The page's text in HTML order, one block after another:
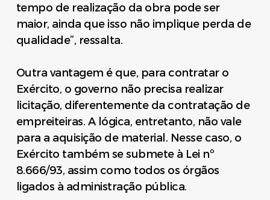
tempo de realização da obra pode ser
maior, ainda que isso não implique perda de
qualidade”, ressalta.
Outra vantagem é que, para contratar o
Exército, o governo não precisa realizar
licitação, diferentemente da contratação de
empreiteiras. A lógica, entretanto, não vale
para a aquisição de material. Nesse caso, o
Exército também se submete à Lei nº
8.666/93, assim como todos os órgãos
ligados à administração pública.